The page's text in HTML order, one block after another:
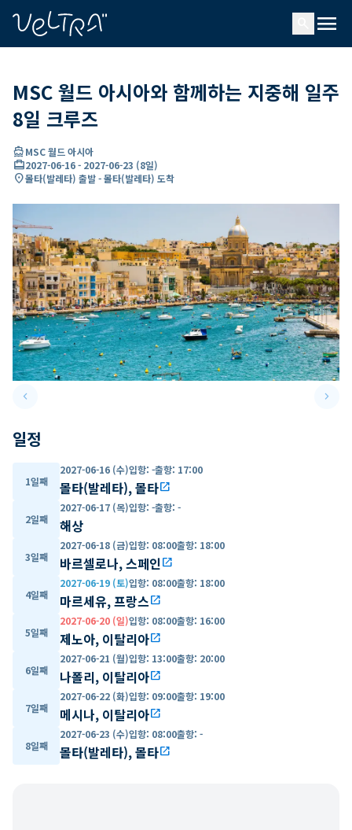
menu
MSC 월드 아시아와 함께하는 지중해 일주
8일 크루즈
directions_boatMSC 월드 아시아
card_travel2027-06-16- 2027-06-23 (8일)
location_on몰타(발레타) 출발 - 몰타(발레타) 도착
keyboard_arrow_leftPrevious slide keyboard_arrow_right
일정
1일째
2027-06-16 (수)입항: -출항: 17:00
몰타(발레타), 몰타open_in_new
2일째
2027-06-17 (목)입항: -출항: -
해상
3일째
2027-06-18 (금)입항: 08:00출항: 18:00
바르셀로나, 스페인open_in_new
4일째
2027-06-19 (토)입항: 08:00출항: 18:00
마르세유, 프랑스open_in_new
5일째
2027-06-20 (일)입항: 08:00출항: 16:00
제노아, 이탈리아open_in_new
6일째
2027-06-21 (월)입항: 13:00출항: 20:00
나폴리, 이탈리아open_in_new
7일째
2027-06-22 (화)입항: 09:00출항: 19:00
메시나, 이탈리아open_in_new
8일째
2027-06-23 (수)입항: 08:00출항: -
몰타(발레타), 몰타open_in_new